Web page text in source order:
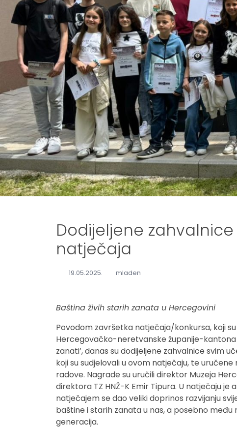
Dodijeljene
natječaja
19.05.2025. mladen
Baština živih starih zanata u Hercegovini
Povodom završetka natječaja/konkursa, koji
Hercegovačko-neretvanske županije-
zanati’, danas su dodijeljene zahvalnice svim
koji su sudjelovali u ovom natječaju, te
radove. Nagrade su uručili direktor Muzeja
direktora TZ HNŽ-K Emir Tipura. U natječaju
natječajem se dao veliki doprinos razvijanju
baštine i starih zanata u nas, a posebno među
generacija.